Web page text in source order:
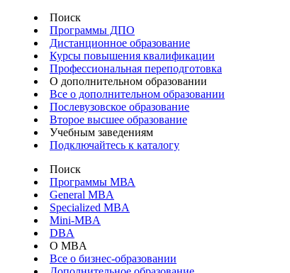
Поиск
Программы ДПО
Дистанционное образование
Курсы повышения квалификации
Профессиональная переподготовка
О дополнительном образовании
Все о дополнительном образовании
Послевузовское образование
Второе высшее образование
Учебным заведениям
Подключайтесь к каталогу
Поиск
Программы МВА
General MBA
Specialized MBA
Mini-MBA
DBA
О MBA
Все о бизнес-образовании